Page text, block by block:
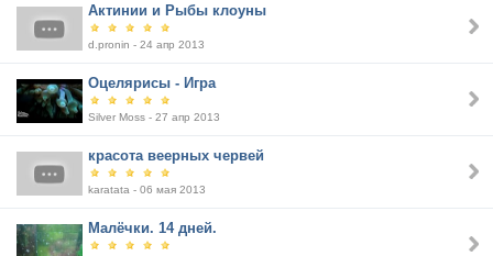
Актинии и Рыбы клоуны
d.pronin - 24 апр 2013
Оцелярисы - Игра
Silver Moss - 27 апр 2013
красота веерных червей
karatata - 06 мая 2013
Малёчки. 14 дней.